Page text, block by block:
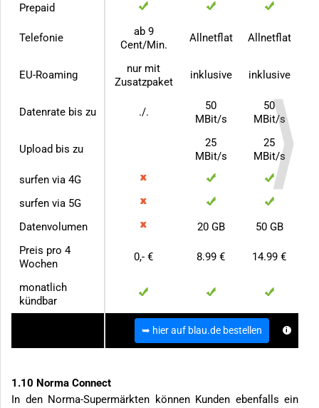
Prepaid
Telefonie
ab 9
Cent/Min.
Allnetflat Allnetflat
EU-Roaming
nur mit
Zusatzpaket
inklusive inklusive
Datenrate bis zu ./.
50
MBit/s
50
MBit/s
Upload bis zu
25
MBit/s
25
MBit/s
surfen via 4G
surfen via 5G
Datenvolumen
20 GB
50 GB
Preis pro 4
Wochen
0,- € 8.99 € 14.99 €
monatlich
kündbar
➥ hier auf blau.de bestellen
1.10 Norma Connect
In den Norma-Supermärkten können Kunden ebenfalls ein